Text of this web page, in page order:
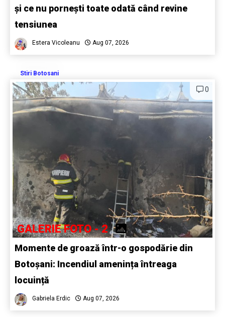
și ce nu pornești toate odată când revine
tensiunea
Estera Vicoleanu Aug 07, 2026
Stiri Botosani
0
GALERIE FOTO - 2
Momente de groază într-o gospodărie din
Botoșani: Incendiul amenința întreaga
locuință
Gabriela Erdic Aug 07, 2026